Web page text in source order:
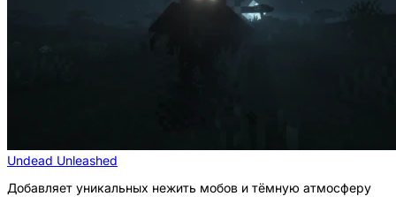
Undead Unleashed
Добавляет уникальных нежить мобов и тёмную атмосферу